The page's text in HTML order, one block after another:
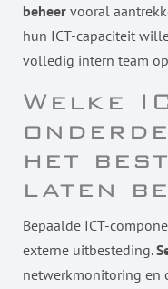
beheer vooral
hun ICT-capaciteit
volledig intern team
Welke
het
laten
Bepaalde ICT-
externe uitbesteding.
netwerkmonitoring en